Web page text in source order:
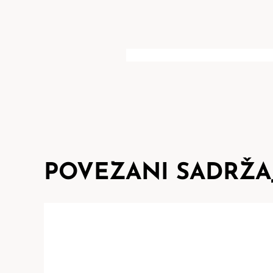
POVEZANI